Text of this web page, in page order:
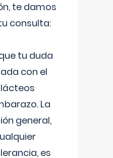
te damos
consulta:
tu duda
con el
La
general,
es